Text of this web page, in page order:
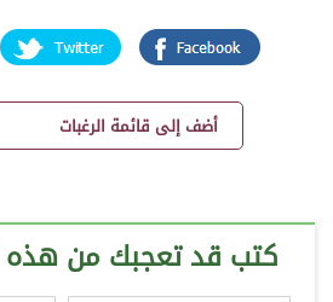
أضف إلى قائمة الرغبات
كتب قد تعجبك من هذه